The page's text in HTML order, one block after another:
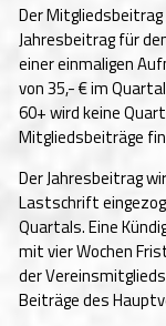
Der
Jahresbeitrag für
einer einmaligen
von 35,- € im
60+ wird keine
Mitgliedsbeiträge
Der Jahresbeitrag
Lastschrift
Quartals. Eine
mit vier Wochen
der
Beiträge des